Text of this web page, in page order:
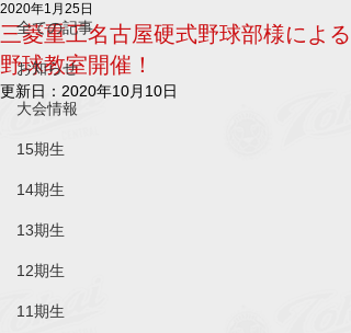
全ての記事
お知らせ
大会情報
15期生
14期生
13期生
12期生
11期生
三菱重工名古屋硬式野球部様による
野球教室開催！
2020年1月25日
更新日： 2020年10月10日